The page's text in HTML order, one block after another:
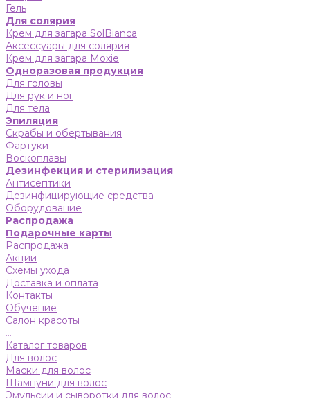
Гель
Для солярия
Крем для загара SolBianca
Аксессуары для солярия
Крем для загара Moxie
Одноразовая продукция
Для головы
Для рук и ног
Для тела
Эпиляция
Скрабы и обертывания
Фартуки
Воскоплавы
Дезинфекция и стерилизация
Антисептики
Дезинфицирующие средства
Оборудование
Распродажа
Подарочные карты
Распродажа
Акции
Схемы ухода
Доставка и оплата
Контакты
Обучение
Салон красоты
...
Каталог товаров
Для волос
Маски для волос
Шампуни для волос
Эмульсии и сыворотки для волос